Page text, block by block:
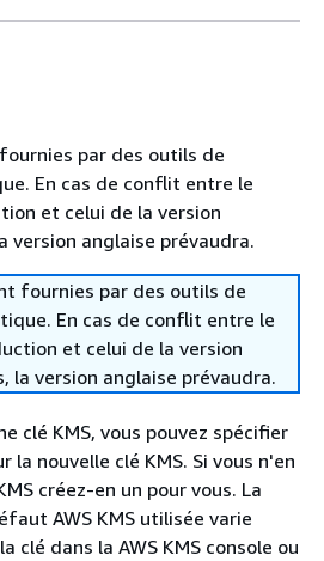
par des outils de
En cas de conflit entre le
et celui de la version
version anglaise prévaudra.
fournies par des outils de
En cas de conflit entre le
et celui de la version
la version anglaise prévaudra.
clé KMS, vous pouvez spécifier
la nouvelle clé KMS. Si vous n'en
créez-en un pour vous. La
AWS KMS utilisée varie
clé dans la AWS KMS console ou